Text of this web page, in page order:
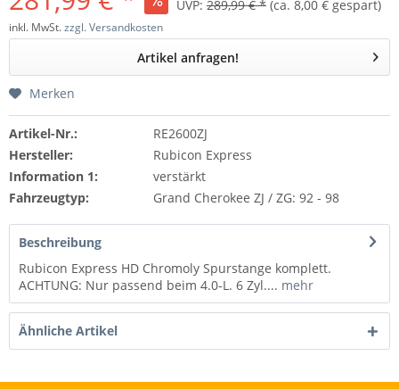
UVP: 289,99 € * (ca. 8,00 € gespart)
inkl. MwSt.zzgl. Versandkosten
Artikel anfragen!
Merken
Artikel-Nr.:
RE2600ZJ
Hersteller:
Rubicon Express
Information 1:
verstärkt
Fahrzeugtyp:
Grand Cherokee ZJ / ZG: 92 - 98
Beschreibung
Rubicon Express HD Chromoly Spurstange komplett.
ACHTUNG: Nur passend beim 4.0-L. 6 Zyl.... mehr
Ähnliche Artikel